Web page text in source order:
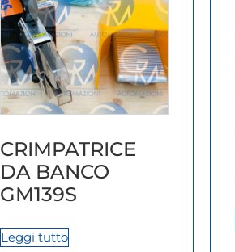
CRIMPATRICE
DA BANCO
GM139S
Leggi tutto